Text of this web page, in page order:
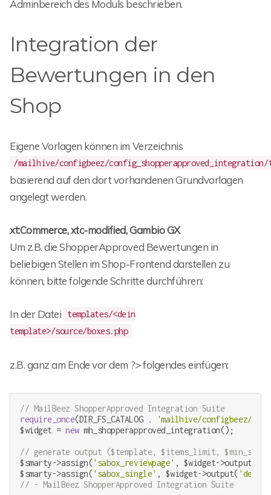
Adminbereich des Moduls beschrieben.
Integration der
Bewertungen in den
Shop
Eigene Vorlagen können im Verzeichnis
/mailhive/configbeez/config_shopperapproved_integration/
basierend auf den dort vorhandenen Grundvorlagen
angelegt werden.
xt:Commerce, xtc-modified, Gambio GX
Um z.B. die ShopperApproved Bewertungen in
beliebigen Stellen im Shop-Frontend darstellen zu
können, bitte folgende Schritte durchführen:
In der Datei
templates/<dein
template>/source/boxes.php
z.B. ganz am Ende vor dem ?> folgendes einfügen:
// MailBeez ShopperApproved Integration Suite
require_once(DIR_FS_CATALOG .
'mailhive/configbeez/
$widget = new mh_shopperapproved_integration();
// generate output ($template, $items_limit, $min_stars,
$smarty->assign('sabox_reviewpage' , $widget->output(
$smarty->assign('sabox_single' , $widget->output(
// - MailBeez ShopperApproved Integration Suite